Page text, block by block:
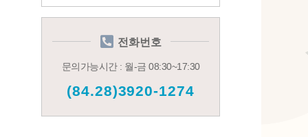
전화번호
문의가능시간 : 월-금 08:30~17:30
(84.28)3920-1274